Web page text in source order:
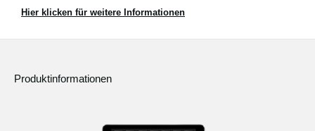
Hier klicken für weitere Informationen
Produktinformationen